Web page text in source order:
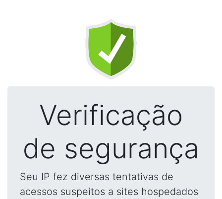
Verificação
de segurança
Seu IP fez diversas tentativas de
acessos suspeitos a sites hospedados